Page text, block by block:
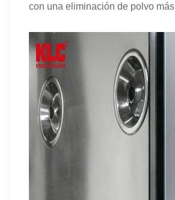
con una eliminación de polvo